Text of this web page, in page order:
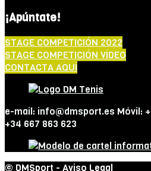
¡Apúntate!
STAGE COMPETICIÓN 2022
STAGE COMPETICIÓN VÍDEO
CONTACTA AQUÍ
e-mail: info@dmsport.es Móvil:
+34 667 863 623
© DMSport - Aviso Legal